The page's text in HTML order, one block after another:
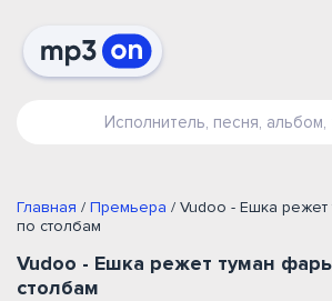
Главная / Премьера / Vudoo - Ешка
по столбам
Vudoo - Ешка режет туман
столбам